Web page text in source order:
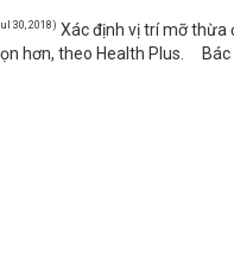
30, 2018) Xác định vị trí mỡ thừa
hơn, theo Health Plus. Bác